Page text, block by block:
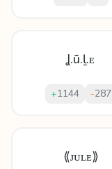
Ʝ.ū.ḻ.ᴇ
+1144 -287
⟪ᴊᴜʟᴇ⟫